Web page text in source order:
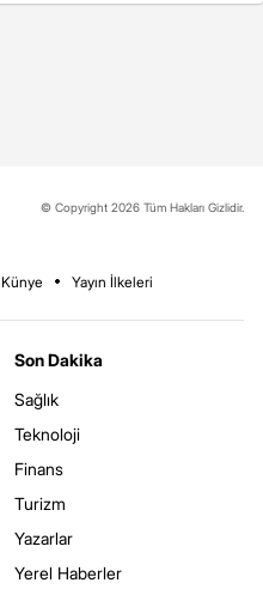
© Copyright 2026 Tüm Hakları Gizlidir.
Künye Yayın İlkeleri
Son Dakika
Sağlık
Teknoloji
Finans
Turizm
Yazarlar
Yerel Haberler